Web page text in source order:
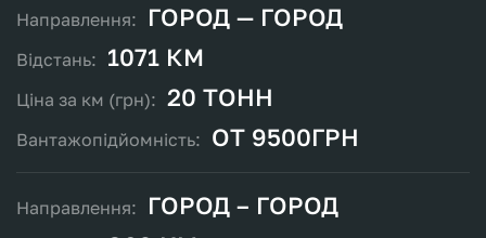
ГОРОД — ГОРОД
1071 КМ
20 ТОНН
ОТ 9500ГРН
ГОРОД – ГОРОД